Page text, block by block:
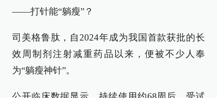
——打针能“躺瘦”？
司美格鲁肽，自2024年成为我国首款获批的长
效周制剂注射减重药品以来，便被不少人奉
为“躺瘦神针”。